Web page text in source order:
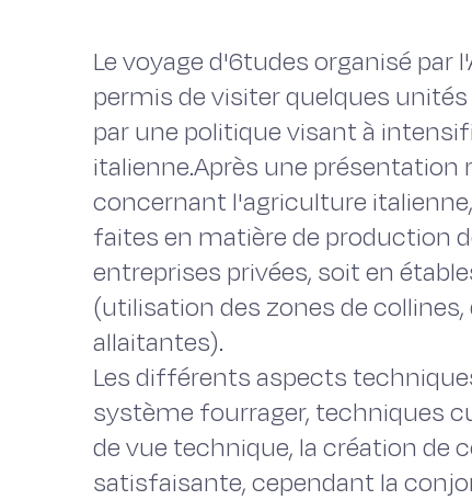
Le voyage d'6tudes organisé par
permis de visiter quelques
par une politique visant à
italienne.Après une présentation
concernant l'agriculture
faites en matière de production
entreprises privées, soit en
(utilisation des zones de
allaitantes).
Les différents aspects
système fourrager, techniques
de vue technique, la création de
satisfaisante, cependant la